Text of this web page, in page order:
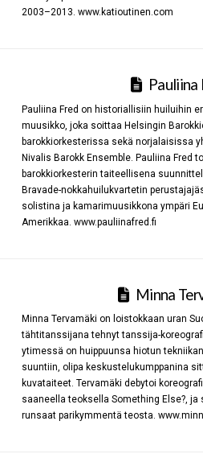
2003–2013. www.katioutinen.com
Pauliina
Pauliina Fred on historiallisiin huiluihin
muusikko, joka soittaa Helsingin
barokkiorkesterissa sekä norjalaisissa
Nivalis Barokk Ensemble. Pauliina Fred
barokkiorkesterin taiteellisena
Bravade-nokkahuilukvartetin
solistina ja kamarimuusikkona ympäri
Amerikkaa. www.pauliinafred.fi
Minna
Minna Tervamäki on loistokkaan uran
tähtitanssijana tehnyt tanssija-
ytimessä on huippuunsa hiotun
suuntiin, olipa keskustelukumppanina
kuvataiteet. Tervamäki debytoi
saaneella teoksella Something Else?,
runsaat parikymmentä teosta.